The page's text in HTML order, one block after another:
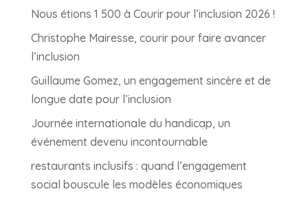
Nous étions 1 500 à Courir pour l’inclusion 2026 !
Christophe Mairesse, courir pour faire avancer
l’inclusion
Guillaume Gomez, un engagement sincère et de
longue date pour l’inclusion
Journée internationale du handicap, un
événement devenu incontournable
restaurants inclusifs : quand l’engagement
social bouscule les modèles économiques